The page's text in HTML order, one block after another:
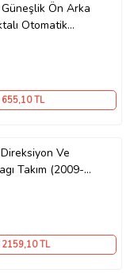
Ön Arka
Otomatik
Araba Suv
655,10 TL
Ve
Takım (2009-
2159,10 TL